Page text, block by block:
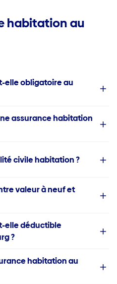
habitation au
elle obligatoire au
assurance habitation
civile habitation ?
valeur à neuf et
elle déductible
?
habitation au